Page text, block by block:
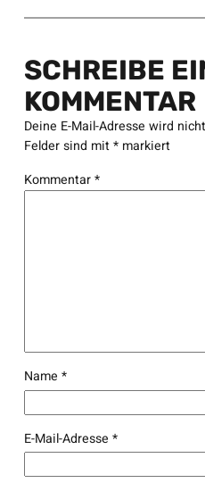
SCHREIBE
KOMMENTAR
Deine E-Mail-Adresse wird
Felder sind mit*markiert
Kommentar*
Name *
E-Mail-Adresse *